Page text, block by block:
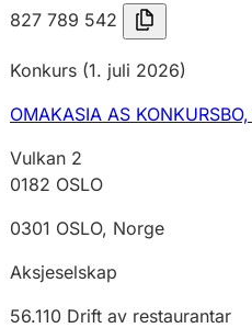
827 789 542
Konkurs (1. juli 2026)
OMAKASIA AS KONKURSBO,
Vulkan 2
0182 OSLO
0301 OSLO, Norge
Aksjeselskap
56.110 Drift av restaurantar